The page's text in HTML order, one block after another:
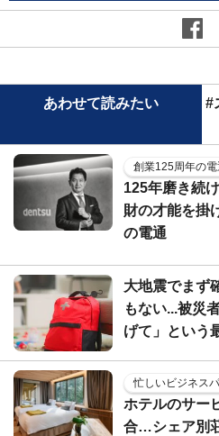
あわせて読みたい
#
創業125周年の
125年磨き続
財の才能を掛
の電通
大地震でまず
もない...被災
げて」という
忙しいビジネス
ホテルのサー
合…シェア別